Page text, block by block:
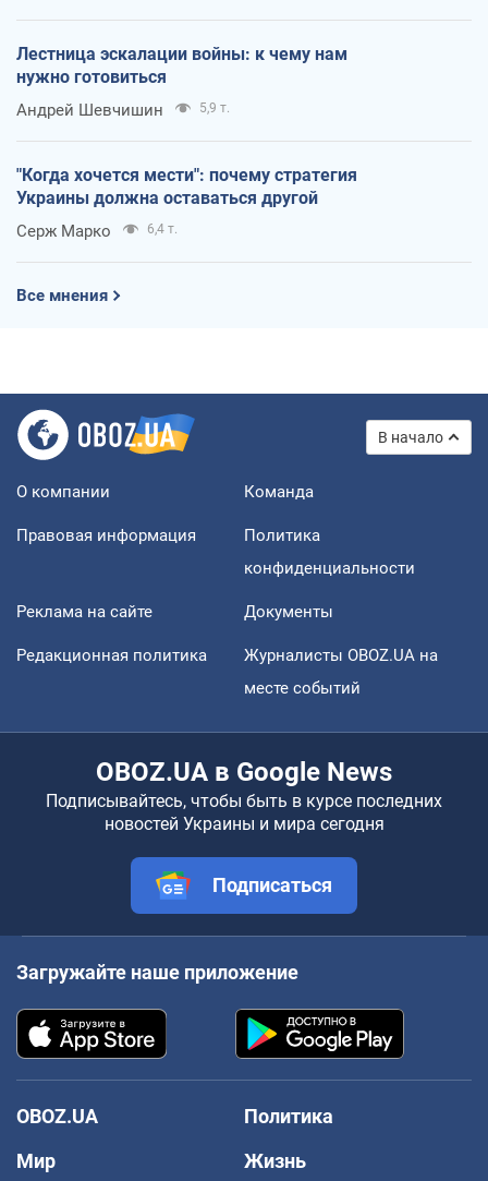
Лестница эскалации войны: к чему нам
нужно готовиться
Андрей Шевчишин 5,9 т.
"Когда хочется мести": почему стратегия
Украины должна оставаться другой
Серж Марко 6,4 т.
Все мнения
В начало
О компании Команда
Правовая информация
Политика
конфиденциальности
Реклама на сайте Документы
Редакционная политика
Журналисты OBOZ.UA на
месте событий
OBOZ.UA в Google News
Подписывайтесь, чтобы быть в курсе последних
новостей Украины и мира сегодня
Подписаться
Загружайте наше приложение
OBOZ.UA
Политика
Мир
Жизнь